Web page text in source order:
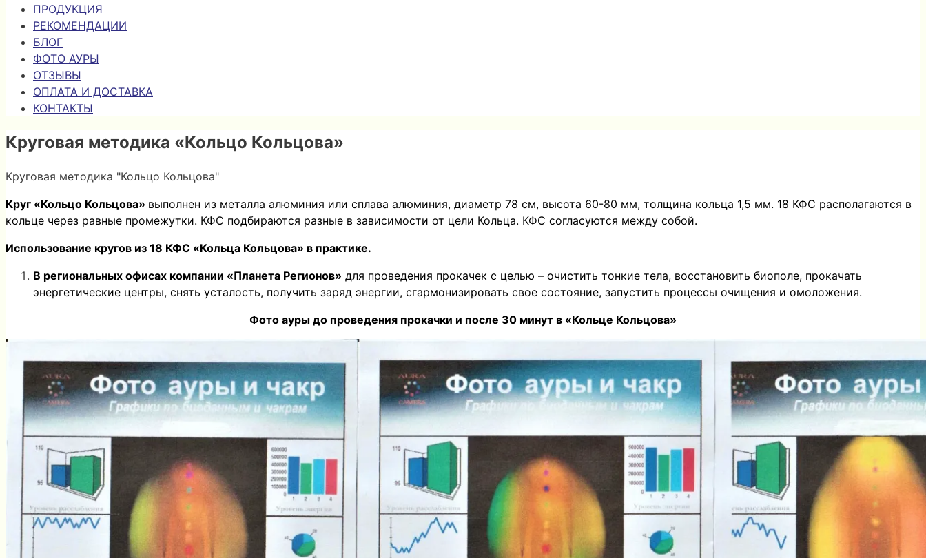
ПРОДУКЦИЯ
РЕКОМЕНДАЦИИ
БЛОГ
ФОТО АУРЫ
ОТЗЫВЫ
ОПЛАТА И ДОСТАВКА
КОНТАКТЫ
Круговая методика «Кольцо Кольцова»
Круговая методика "Кольцо Кольцова"
Круг «Кольцо Кольцова» выполнен из металла алюминия или сплава алюминия, диаметр 78 см, высота 60-80 мм, толщина кольца 1,5 мм. 18 КФС располагаются в
кольце через равные промежутки. КФС подбираются разные в зависимости от цели Кольца. КФС согласуются между собой.
Использование кругов из 18 КФС «Кольца Кольцова» в практике.
В региональных офисах компании «Планета Регионов» для проведения прокачек с целью – очистить тонкие тела, восстановить биополе, прокачать
энергетические центры, снять усталость, получить заряд энергии, сгармонизировать свое состояние, запустить процессы очищения и омоложения.
Фото ауры до проведения прокачки и после 30 минут в «Кольце Кольцова»